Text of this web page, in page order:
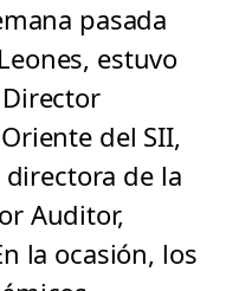
pasada
estuvo
del SII,
de la
Auditor,
la ocasión, los